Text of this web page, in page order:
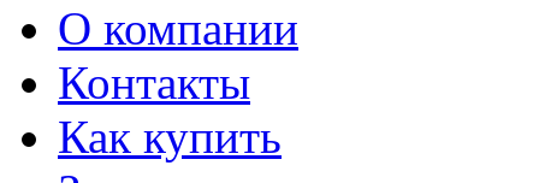
О компании
Контакты
Как купить